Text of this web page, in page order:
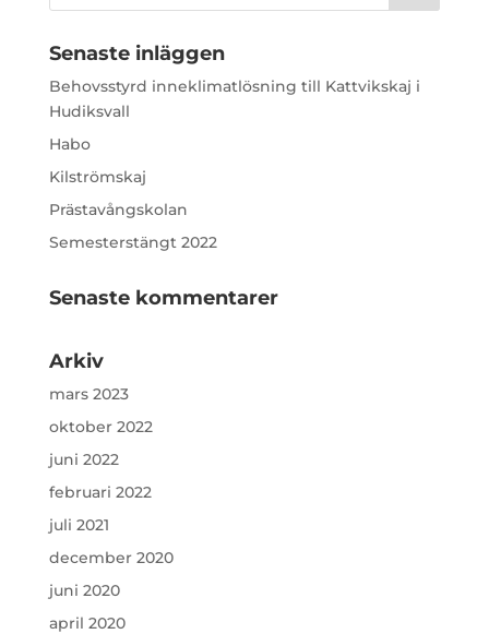
Senaste inläggen
Behovsstyrd inneklimatlösning till Kattvikskaj i
Hudiksvall
Habo
Kilströmskaj
Prästavångskolan
Semesterstängt 2022
Senaste kommentarer
Arkiv
mars 2023
oktober 2022
juni 2022
februari 2022
juli 2021
december 2020
juni 2020
april 2020